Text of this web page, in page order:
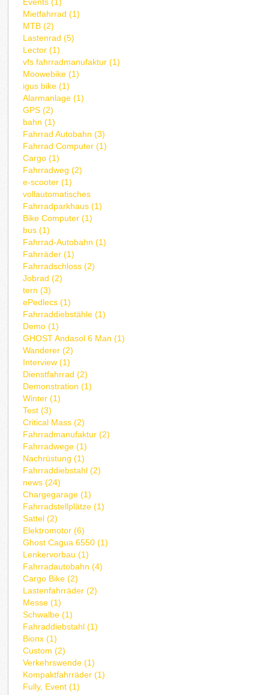
Events (1)
Mietfahrrad (1)
MTB (2)
Lastenrad (5)
Lector (1)
vfs fahrradmanufaktur (1)
Moowebike (1)
igus bike (1)
Alarmanlage (1)
GPS (2)
bahn (1)
Fahrrad Autobahn (3)
Fahrrad Computer (1)
Cargo (1)
Fahrradweg (2)
e-scooter (1)
vollautomatisches
Fahrradparkhaus (1)
Bike Computer (1)
bus (1)
Fahrrad-Autobahn (1)
Fahrräder (1)
Fahrradschloss (2)
Jobrad (2)
tern (3)
ePedlecs (1)
Fahrraddiebstähle (1)
Demo (1)
GHOST Andasol 6 Man (1)
Wanderer (2)
Interview (1)
Dienstfahrrad (2)
Demonstration (1)
Winter (1)
Test (3)
Critical Mass (2)
Fahrradmanufaktur (2)
Fahrradwege (1)
Nachrüstung (1)
Fahrraddiebstahl (2)
news (24)
Chargegarage (1)
Fahrradstellplätze (1)
Sattel (2)
Elektromotor (6)
Ghost Cagua 6550 (1)
Lenkervorbau (1)
Fahrradautobahn (4)
Cargo Bike (2)
Lastenfahrräder (2)
Messe (1)
Schwalbe (1)
Fahraddiebstahl (1)
Bionx (1)
Custom (2)
Verkehrswende (1)
Kompaktfahrräder (1)
Fully, Event (1)